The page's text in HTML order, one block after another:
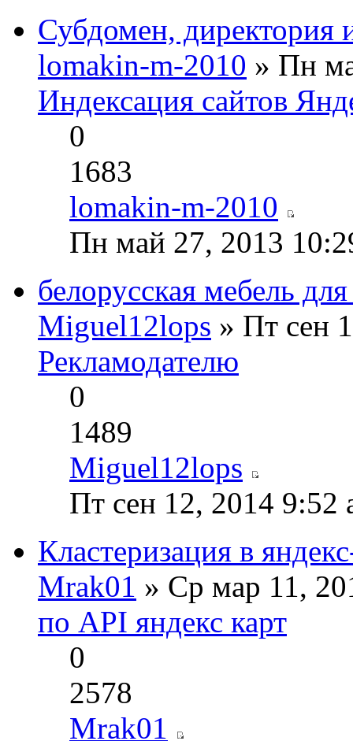
Субдомен, директория
lomakin-m-2010 » Пн
Индексация сайтов
0
1683
lomakin-m-2010
Пн май 27, 2013
белорусская мебель
Miguel12lops » Пт сен
Рекламодателю
0
1489
Miguel12lops
Пт сен 12, 2014 9:52
Кластеризация в
Mrak01 » Ср мар 11,
по API яндекс карт
0
2578
Mrak01